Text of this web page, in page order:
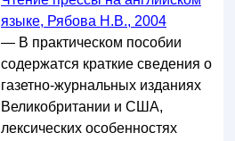
языке, Рябова Н.В., 2004
— В практическом пособии
содержатся краткие сведения о
газетно-журнальных изданиях
Великобритании и США,
лексических особенностях